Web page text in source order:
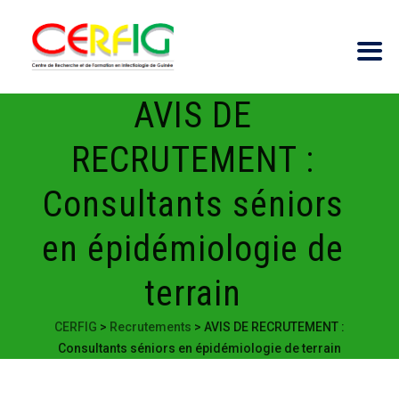
AVIS DE
RECRUTEMENT :
Consultants séniors
en épidémiologie de
terrain
CERFIG > Recrutements > AVIS DE RECRUTEMENT :
Consultants séniors en épidémiologie de terrain